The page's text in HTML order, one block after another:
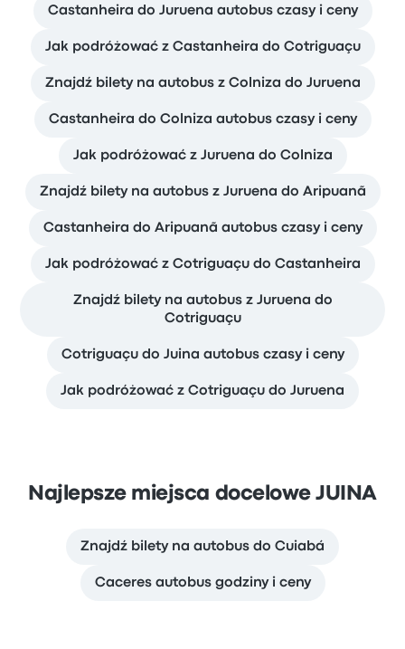
Castanheira do Juruena autobus czasy i ceny
Jak podróżować z Castanheira do Cotriguaçu
Znajdź bilety na autobus z Colniza do Juruena
Castanheira do Colniza autobus czasy i ceny
Jak podróżować z Juruena do Colniza
Znajdź bilety na autobus z Juruena do Aripuanã
Castanheira do Aripuanã autobus czasy i ceny
Jak podróżować z Cotriguaçu do Castanheira
Znajdź bilety na autobus z Juruena do
Cotriguaçu
Cotriguaçu do Juina autobus czasy i ceny
Jak podróżować z Cotriguaçu do Juruena
Najlepsze miejsca docelowe JUINA
Znajdź bilety na autobus do Cuiabá
Caceres autobus godziny i ceny